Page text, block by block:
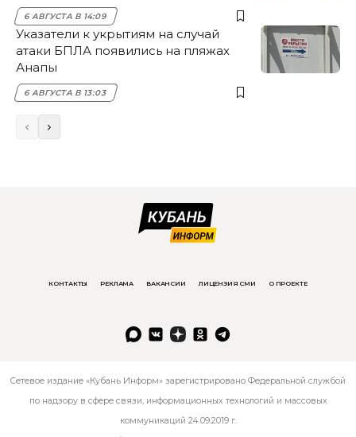
6 АВГУСТА В 14:09
Указатели к укрытиям на случай
атаки БПЛА появились на пляжах
Анапы
6 АВГУСТА В 13:03
КОНТАКТЫ РЕКЛАМА ВАКАНСИИ ЛИЦЕНЗИЯ СМИ О ПРОЕКТЕ
Сетевое издание «Кубань Информ» зарегистрировано Федеральной службой
по надзору в сфере связи, информационных технологий и массовых
коммуникаций 24.09.2019 г.